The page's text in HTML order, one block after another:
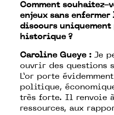
Comment souhaitez-
enjeux sans enfermer
discours
historique ?
Caroline Gueye : Je
ouvrir des questions
L’or porte
politique,
très forte. Il renvoie
ressources, aux